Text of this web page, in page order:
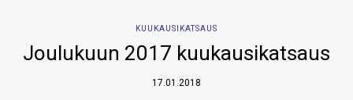
KUUKAUSIKATSAUS
Joulukuun 2017 kuukausikatsaus
17.01.2018